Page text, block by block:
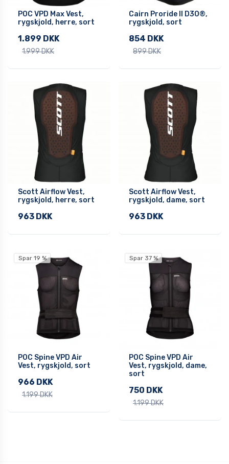
POC VPD Max Vest,
rygskjold, herre, sort
1.899 DKK
1.999 DKK
Cairn Proride II D3O®,
rygskjold, sort
854 DKK
899 DKK
Scott Airflow Vest,
rygskjold, herre, sort
963 DKK
Scott Airflow Vest,
rygskjold, dame, sort
963 DKK
Spar 19 %
POC Spine VPD Air
Vest, rygskjold, sort
966 DKK
1.199 DKK
Spar 37 %
POC Spine VPD Air
Vest, rygskjold, dame,
sort
750 DKK
1.199 DKK